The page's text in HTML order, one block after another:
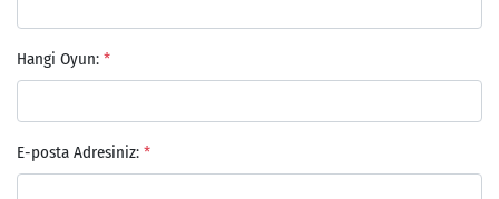
Hangi Oyun: *
E-posta Adresiniz: *